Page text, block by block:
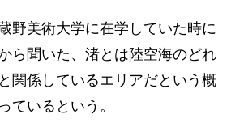
野美術大学に在学していた時に
ら聞いた、渚とは陸空海のどれ
関係しているエリアだという概
ているという。